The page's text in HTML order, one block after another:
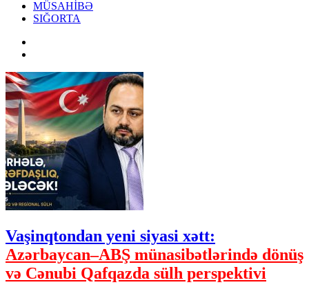
MÜSAHİBƏ
SIĞORTA
Vaşinqtondan yeni siyasi xətt:
Azərbaycan–ABŞ münasibətlərində dönüş
və Cənubi Qafqazda sülh perspektivi